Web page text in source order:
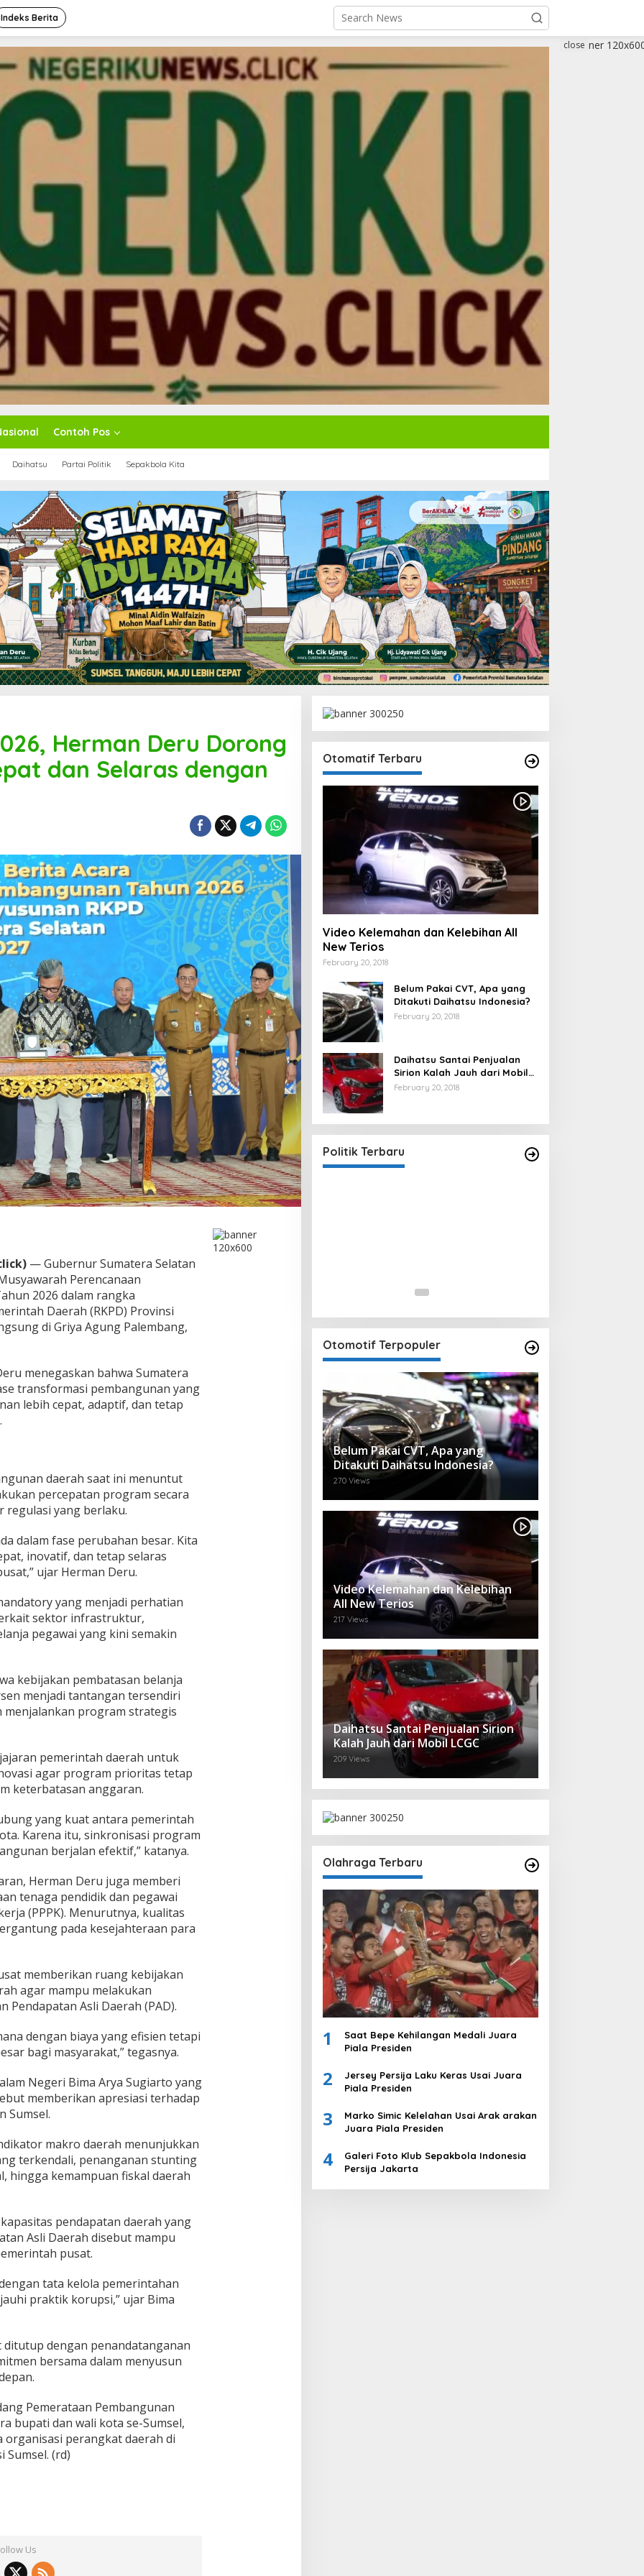
Indeks Berita
Contoh Pos
Daihatsu Partai Politik Sepakbola Kita
close
Herman Deru Dorong
dan Selaras dengan
— Gubernur Sumatera Selatan
Perencanaan
2026 dalam rangka
Daerah (RKPD) Provinsi
di Griya Agung Palembang,
menegaskan bahwa Sumatera
transformasi pembangunan yang
lebih cepat, adaptif, dan tetap
daerah saat ini menuntut
percepatan program secara
yang berlaku.
dalam fase perubahan besar. Kita
inovatif, dan tetap selaras
ujar Herman Deru.
yang menjadi perhatian
sektor infrastruktur,
pegawai yang kini semakin
kebijakan pembatasan belanja
menjadi tantangan tersendiri
program strategis
pemerintah daerah untuk
agar program prioritas tetap
keterbatasan anggaran.
yang kuat antara pemerintah
Karena itu, sinkronisasi program
berjalan efektif,” katanya.
Herman Deru juga memberi
tenaga pendidik dan pegawai
(PPPK). Menurutnya, kualitas
pada kesejahteraan para
memberikan ruang kebijakan
agar mampu melakukan
Pendapatan Asli Daerah (PAD).
dengan biaya yang efisien tetapi
bagi masyarakat,” tegasnya.
Negeri Bima Arya Sugiarto yang
memberikan apresiasi terhadap
Sumsel.
makro daerah menunjukkan
terkendali, penanganan stunting
hingga kemampuan fiskal daerah
pendapatan daerah yang
Asli Daerah disebut mampu
pusat.
tata kelola pemerintahan
praktik korupsi,” ujar Bima
dengan penandatanganan
bersama dalam menyusun
Pemerataan Pembangunan
bupati dan wali kota se-Sumsel,
perangkat daerah di
(rd)
Us
Otomatif Terbaru
Video Kelemahan dan Kelebihan All
New Terios
February 20, 2018
Belum Pakai CVT, Apa yang
Ditakuti Daihatsu Indonesia?
February 20, 2018
Daihatsu Santai Penjualan
Sirion Kalah Jauh dari Mobil
LCGC
February 20, 2018
Politik Terbaru
Ini Dia Hubungan Partai Garuda
dengan Gerindra
In Berita, Politik
Strategi PPP Menangkan Duet
Ganjar dan Gus Yasin
In Berita, Politik |
Otomotif Terpopuler
Belum Pakai CVT, Apa yang
Ditakuti Daihatsu Indonesia?
270 Views
Video Kelemahan dan Kelebihan
All New Terios
217 Views
Daihatsu Santai Penjualan Sirion
Kalah Jauh dari Mobil LCGC
209 Views
Olahraga Terbaru
1
Saat Bepe Kehilangan Medali Juara
Piala Presiden
2
Jersey Persija Laku Keras Usai Juara
Piala Presiden
3
Marko Simic Kelelahan Usai Arak arakan
Juara Piala Presiden
4
Galeri Foto Klub Sepakbola Indonesia
Persija Jakarta